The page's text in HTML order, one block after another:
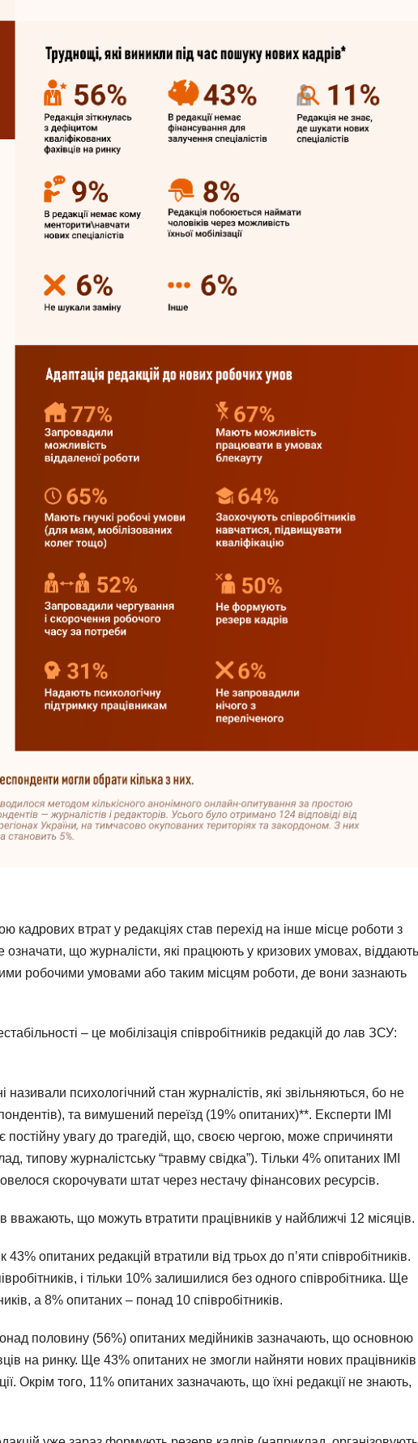
кадрових втрат у редакціях став перехід на інше місце роботи з
що журналісти, які працюють у кризових умовах, віддають
робочими умовами або таким місцям роботи, де вони зазнають
– це мобілізація співробітників редакцій до лав ЗСУ:
психологічний стан журналістів, які звільняються, бо не
та вимушений переїзд (19% опитаних)**. Експерти ІМІ
увагу до трагедій, що, своєю чергою, може спричиняти
типову журналістську “травму свідка”). Тільки 4% опитаних ІМІ
скорочувати штат через нестачу фінансових ресурсів.
вважають, що можуть втратити працівників у найближчі 12 місяців.
опитаних редакцій втратили від трьох до п’яти співробітників.
і тільки 10% залишилися без одного співробітника. Ще
а 8% опитаних – понад 10 співробітників.
половину (56%) опитаних медійників зазначають, що основною
на ринку. Ще 43% опитаних не змогли найняти нових працівників
Окрім того, 11% опитаних зазначають, що їхні редакції не знають,